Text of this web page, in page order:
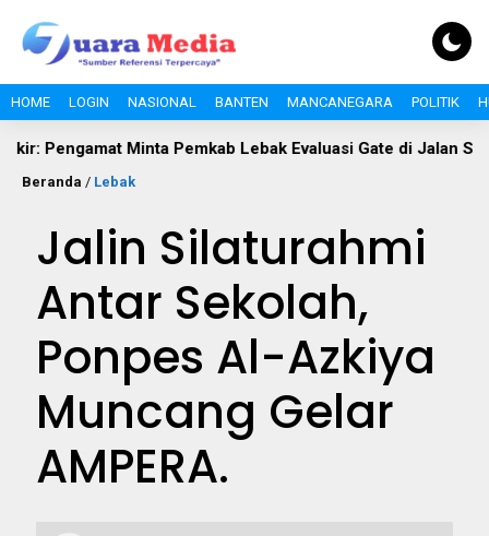
HOME LOGIN NASIONAL BANTEN MANCANEGARA POLITIK
Minta Pemkab Lebak Evaluasi Gate di Jalan S.A.
Beranda / Lebak
Jalin Silaturahmi
Antar Sekolah,
Ponpes Al-Azkiya
Muncang Gelar
AMPERA.